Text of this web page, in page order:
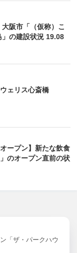
大阪市「（仮称）こ
」の建設状況 19.08
ェリス心斎橋
ープン】新たな飲食
のオープン直前の状
「ザ・パークハウ